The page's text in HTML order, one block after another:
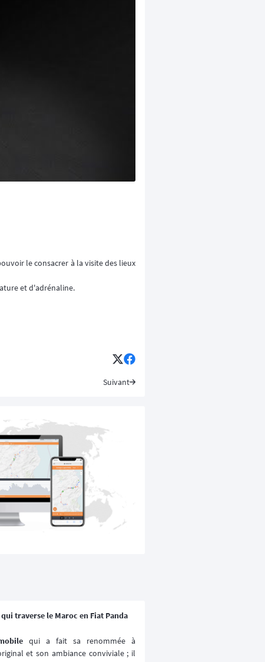
le consacrer à la visite des lieux
et d'adrénaline.
Suivant
traverse le Maroc en Fiat Panda
qui a fait sa renommée à
et son ambiance conviviale ; il